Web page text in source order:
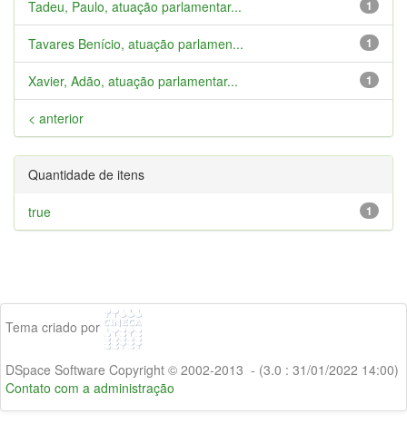
1
Tadeu, Paulo, atuação parlamentar...
1
Tavares Benício, atuação parlamen...
1
Xavier, Adão, atuação parlamentar...
< anterior
Quantidade de itens
1
true
Tema criado por
DSpace Software Copyright © 2002-2013 - (3.0 : 31/01/2022 14:00)
Contato com a administração